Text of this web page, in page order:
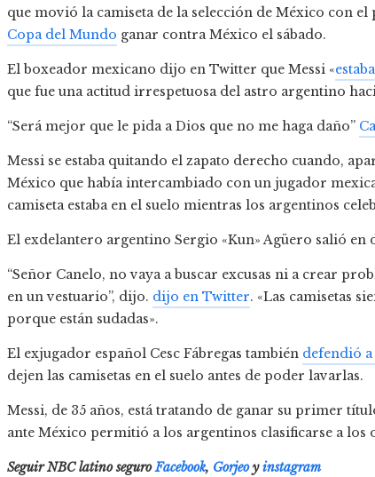
que movió la camiseta de la selección de México con
Copa del Mundo ganar contra México el sábado.
El boxeador mexicano dijo en Twitter que Messi «
que fue una actitud irrespetuosa del astro argentino
“Será mejor que le pida a Dios que no me haga daño”
Messi se estaba quitando el zapato derecho cuando,
México que había intercambiado con un jugador
camiseta estaba en el suelo mientras los argentinos
El exdelantero argentino Sergio «Kun» Agüero salió en
“Señor Canelo, no vaya a buscar excusas ni a crear
en un vestuario”, dijo. dijo en Twitter. «Las camisetas
porque están sudadas».
El exjugador español Cesc Fábregas también defendió a
dejen las camisetas en el suelo antes de poder lavarlas.
Messi, de 35 años, está tratando de ganar su primer
ante México permitió a los argentinos clasificarse a los
SeguirNBC latinoseguroFacebook, Gorjeoyinstagram